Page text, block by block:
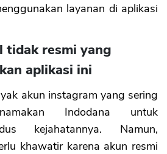
layanan di aplikasi
tidak resmi yang
aplikasi ini
akun instagram yang sering
Indodana untuk
kejahatannya. Namun,
khawatir karena akun resmi